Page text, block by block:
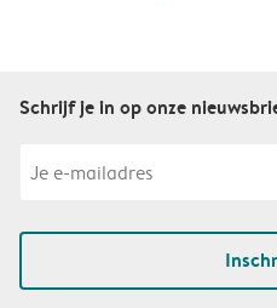
Schrijf je in op onze